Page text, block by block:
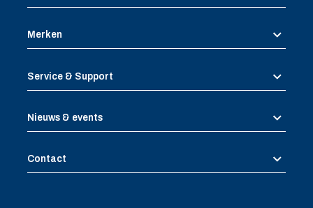
Merken
Service & Support
Nieuws & events
Contact